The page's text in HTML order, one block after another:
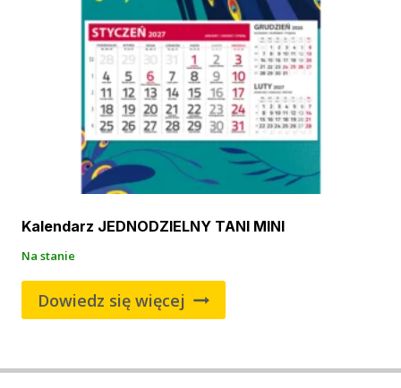
Kalendarz JEDNODZIELNY TANI MINI
Na stanie
Dowiedz się więcej